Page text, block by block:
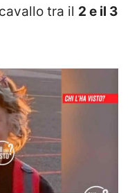
tra il 2 e il 3